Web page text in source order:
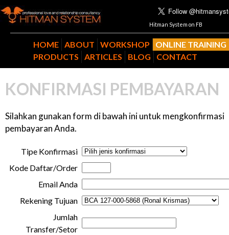
Hitman System on FB
HOME ABOUT WORKSHOP
ONLINE TRAINING
PRODUCTS
ARTICLES BLOG CONTACT
KONFIRMASI PEMBAYARAN
Silahkan gunakan form di bawah ini untuk mengkonfirmasi
pembayaran Anda.
Tipe Konfirmasi
Kode Daftar/Order
Email Anda
Rekening Tujuan
Jumlah
Transfer/Setor